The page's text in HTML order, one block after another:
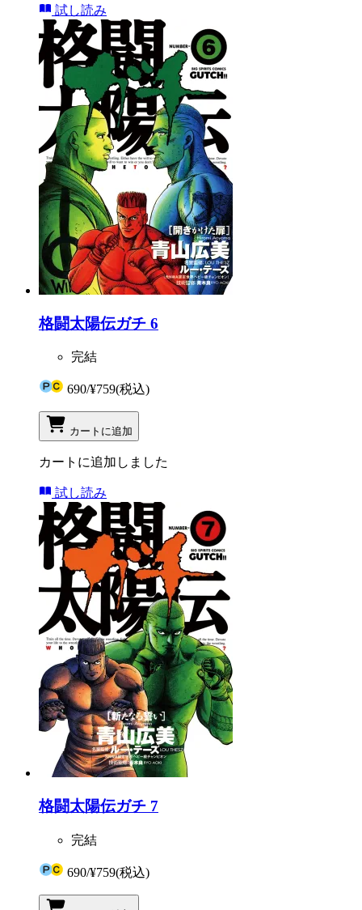
試し読み
格闘太陽伝ガチ 6
完結
690/¥759(税込)
カートに追加
カートに追加しました
試し読み
格闘太陽伝ガチ 7
完結
690/¥759(税込)